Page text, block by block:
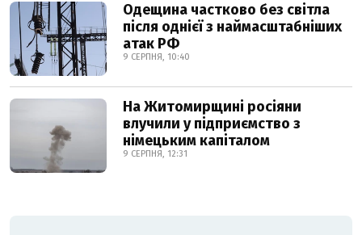
Одещина частково без світла
після однієї з наймасштабніших
атак РФ
9 СЕРПНЯ, 10:40
На Житомирщині росіяни
влучили у підприємство з
німецьким капіталом
9 СЕРПНЯ, 12:31